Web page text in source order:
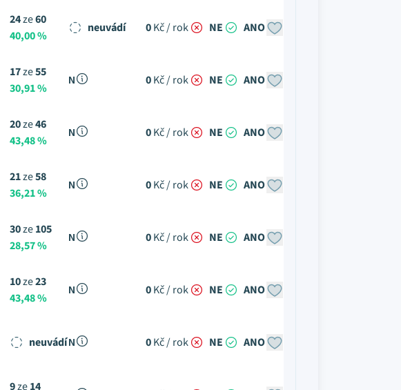
24ze60
40,00 %
neuvádí 0Kč / rok NE ANO
17ze55
30,91 %
N 0Kč / rok NE ANO
20ze46
43,48 %
N 0Kč / rok NE ANO
21ze58
36,21 %
N 0Kč / rok NE ANO
30ze105
28,57 %
N 0Kč / rok NE ANO
10ze23
43,48 %
N 0Kč / rok NE ANO
neuvádíN 0Kč / rok NE ANO
9ze14